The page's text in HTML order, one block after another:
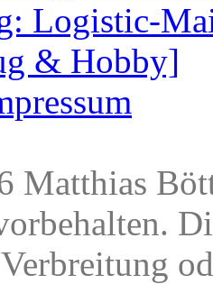
Logistic-
& Hobby]
Matthias